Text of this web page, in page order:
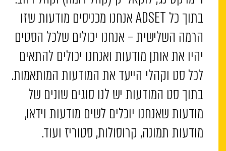
בתוך כל ADSET אנחנו מכניסים מודעות שזו
הרמה השלישית – אנחנו יכולים שלכל הסטים
יהיו את אותן מודעות ואנחנו יכולים להתאים
לכל סט וקהלי הייעד את המודעות המותאמות.
בתוך סט המודעות יש לנו סוגים שונים של
מודעות שאנחנו יוכלים לשים מודעות וידאו,
מודעות תמונה, קרוסולות, סטוריז ועוד.